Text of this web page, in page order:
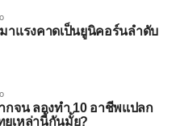
าแรงคาดเป็นยูนิคอร์นลำดับ
กจน ลองทำ 10 อาชีพแปลก
ยเหล่านี้กันมั้ย?